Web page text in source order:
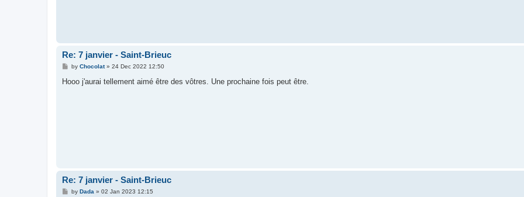
Re: 7 janvier - Saint-Brieuc
P
s
by Chocolat» 24 Dec 2022 12:50
Hooo j'aurai tellement aimé être des vôtres. Une prochaine fois peut être.
Re: 7 janvier - Saint-Brieuc
Pby Dada » 02 Jan 2023 12:15